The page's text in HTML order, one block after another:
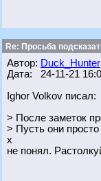
Re: Просьба
Автор: Duck_Hunter
Дата: 24-11-21
Ighor Volkov писал:
> После заметок
> Пусть они просто
х
не понял.